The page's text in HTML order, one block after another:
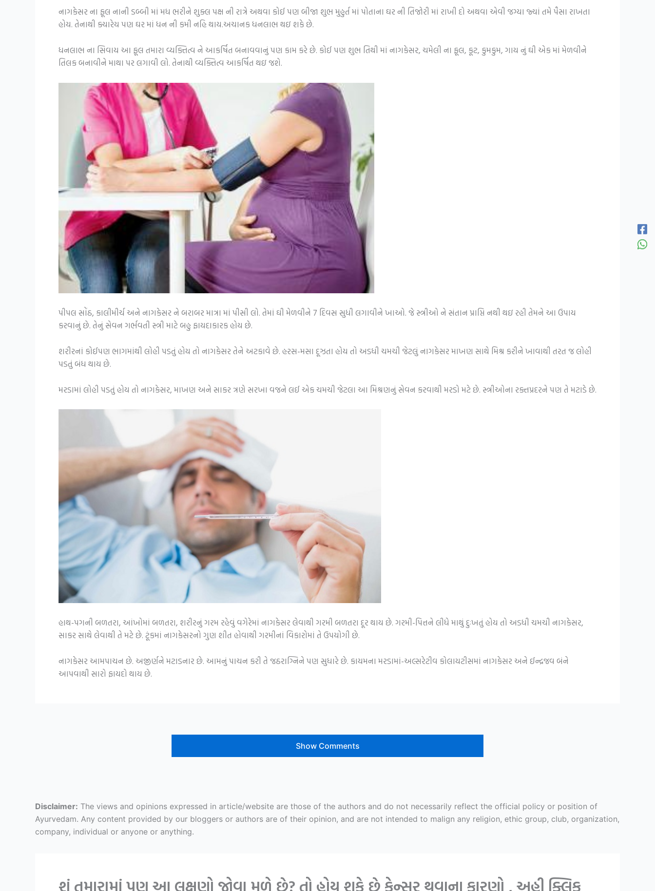
નાગકેસર ના ફૂલ નાની ડબ્બી માં મધ ભરીને શુક્લ પક્ષ ની રાત્રે અથવા કોઈ પણ બીજા શુભ મુહુર્ત માં પોતાના ઘર ની તિજોરી માં રાખી દો અથવા એવી જગ્યા જ્યાં તમે પૈસા રાખતા
હોય. તેનાથી ક્યારેય પણ ઘર માં ધન ની કમી નહિ થાય.અચાનક ધનલાભ થઇ શકે છે.
ધનલાભ ના સિવાય આ ફૂલ તમારા વ્યક્તિત્વ ને આકર્ષિત બનાવવાનું પણ કામ કરે છે. કોઈ પણ શુભ તિથી માં નાગકેસર, ચમેલી ના ફૂલ, કૂટ, કુમકુમ, ગાય નું ઘી એક માં મેળવીને
તિલક બનાવીને માથા પર લગાવી લો. તેનાથી વ્યક્તિત્વ આકર્ષિત થઇ જશે.
પીપલ સોંઠ, કાલીમીર્ચ અને નાગકેસર ને બરાબર માત્રા માં પીસી લો. તેમાં ઘી મેળવીને 7 દિવસ સુધી લગાવીને ખાઓ. જે સ્ત્રીઓ ને સંતાન પ્રાપ્તિ નથી થઇ રહી તેમને આ ઉપાય
કરવાનું છે. તેનું સેવન ગર્ભવતી સ્ત્રી માટે બહુ ફાયદાકારક હોય છે.
શરીરનાં કોઈપણ ભાગમાંથી લોહી પડતું હોય તો નાગકેસર તેને અટકાવે છે. હરસ-મસા દૂઝતા હોય તો અડધી ચમચી જેટલું નાગકેસર માખણ સાથે મિશ્ર કરીને ખાવાથી તરત જ લોહી
પડતું બંધ થાય છે.
મરડામાં લોહી પડતું હોય તો નાગકેસર, માખણ અને સાકર ત્રણે સરખા વજને લઈ એક ચમચી જેટલા આ મિશ્રણનું સેવન કરવાથી મરડો મટે છે. સ્ત્રીઓના રક્તપ્રદરને પણ તે મટાડે છે.
હાથ-પગની બળતરા, આંખોમાં બળતરા, શરીરનું ગરમ રહેવું વગેરેમાં નાગકેસર લેવાથી ગરમી બળતરા દૂર થાય છે. ગરમી-પિત્તને લીધે માથું દુઃખતું હોય તો અડધી ચમચી નાગકેસર,
સાકર સાથે લેવાથી તે મટે છે. ટૂંકમાં નાગકેસરનો ગુણ શીત હોવાથી ગરમીનાં વિકારોમાં તે ઉપયોગી છે.
નાગકેસર આમપાચન છે. અજીર્ણને મટાડનાર છે. આમનું પાચન કરી તે જઠરાગ્નિને પણ સુધારે છે. કાયમના મરડામાં-અલ્સરેટીવ કોલાયટીસમાં નાગકેસર અને ઈન્દ્રજવ બંને
આપવાથી સારો ફાયદો થાય છે.
Show Comments
Disclaimer: The views and opinions expressed in article/website are those of the authors and do not necessarily reflect the official policy or position of
Ayurvedam. Any content provided by our bloggers or authors are of their opinion, and are not intended to malign any religion, ethic group, club, organization,
company, individual or anyone or anything.
શું તમારામાં પણ આ લક્ષણો જોવા મળે છે? તો હોય શકે છે કેન્સર થવાના કારણો , અહી ક્લિક